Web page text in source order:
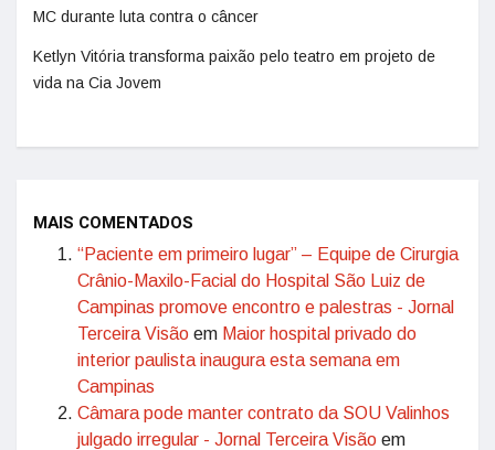
MC durante luta contra o câncer
Ketlyn Vitória transforma paixão pelo teatro em projeto de
vida na Cia Jovem
MAIS COMENTADOS
“Paciente em primeiro lugar” – Equipe de Cirurgia
Crânio-Maxilo-Facial do Hospital São Luiz de
Campinas promove encontro e palestras - Jornal
Terceira Visão em Maior hospital privado do
interior paulista inaugura esta semana em
Campinas
Câmara pode manter contrato da SOU Valinhos
julgado irregular - Jornal Terceira Visão em